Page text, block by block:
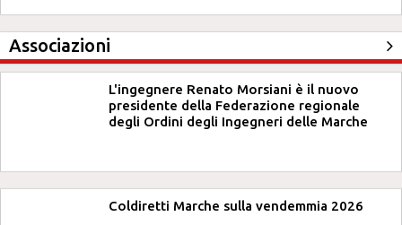
Associazioni
L'ingegnere Renato Morsiani è il nuovo
presidente della Federazione regionale
degli Ordini degli Ingegneri delle Marche
Coldiretti Marche sulla vendemmia 2026